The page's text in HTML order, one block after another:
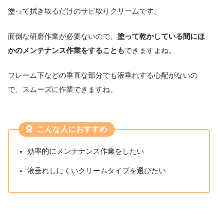
塗って拭き取るだけのサビ取りクリームです。
面倒な研磨作業が必要ないので、 塗って乾かしている間にほ
かのメンテナンス作業をすることもできますよね。
フレーム下などの垂直な部分でも液垂れする心配がないの
で、スムーズに作業できますね。
こんな人におすすめ
効率的にメンテナンス作業をしたい
液垂れしにくいクリームタイプを選びたい